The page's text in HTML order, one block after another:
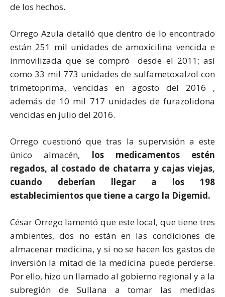
de los hechos.
Orrego Azula detalló que dentro de lo encontrado
están 251 mil unidades de amoxicilina vencida e
inmovilizada que se compró desde el 2011; así
como 33 mil 773 unidades de sulfametoxalzol con
trimetoprima, vencidas en agosto del 2016 ,
además de 10 mil 717 unidades de furazolidona
vencidas en julio del 2016.
Orrego cuestionó que tras la supervisión a este
único almacén, los medicamentos estén
regados, al costado de chatarra y cajas viejas,
cuando deberían llegar a los 198
establecimientos que tiene a cargo la Digemid.
César Orrego lamentó que este local, que tiene tres
ambientes, dos no están en las condiciones de
almacenar medicina, y si no se hacen los gastos de
inversión la mitad de la medicina puede perderse.
Por ello, hizo un llamado al gobierno regional y a la
subregión de Sullana a tomar las medidas